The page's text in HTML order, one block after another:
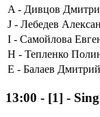
A - Дивцов
J - Лебедев
I - Самойлова
H - Тепленко
E - Балаев Дмитрий
13:00 - [1] -